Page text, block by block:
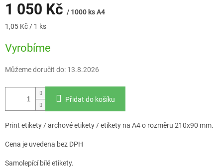
1 050 Kč / 1000 ks A4
Měrná
1,05 Kč / 1 ks
Vyrobíme
Můžeme doručit do: 13.8.2026
Přidat do košíku
Print etikety / archové etikety / etikety na A4 o rozměru 210x90 mm.
Cena je uvedena bez DPH
Samolepící bílé etikety.